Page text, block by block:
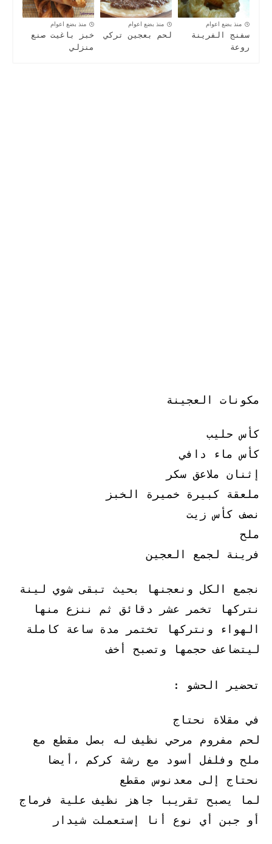
منذ بضع اعوام
سفنج الفرينة
روعة
منذ بضع اعوام
لحم بعجين تركي
منذ بضع اعوام
خبز باغيت صنع
منزلي
مكونات العجينة
كأس حليب
كأس ماء دافي
إثنان ملاعق سكر
ملعقة كبيرة خميرة الخبز
نصف كأس زيت
ملح
فرينة لجمع العجين
نجمع الكل ونعجنها بحيث تبقى شوي لينة
نتركها تخمر عشر دقائق ثم ننزع منها
الهواء ونتركها تختمر مدة ساعة كاملة
ليتضاعف حجمها وتصبح أخف
تحضير الحشو :
في مقلاة نحتاج
لحم مفروم مرحي نظيف له بصل مقطع مع
ملح وفلفل أسود مع رشة كركم ،أيضا
نحتاج إلى معدنوس مقطع
لما يصبح تقريبا جاهز نظيف علية فرماج
أو جبن أي نوع أنا إستعملت شيدار